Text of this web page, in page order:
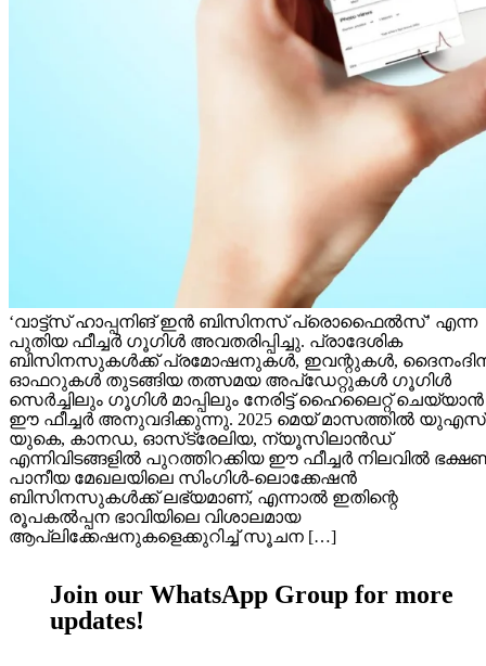
‘വാട്ട്സ് ഹാപ്പനിങ് ഇൻ ബിസിനസ് പ്രൊഫൈൽസ്’ എന്ന
പുതിയ ഫീച്ചർ ഗൂഗിൾ അവതരിപ്പിച്ചു. പ്രാദേശിക
ബിസിനസുകൾക്ക് പ്രമോഷനുകൾ, ഇവന്റുകൾ,
ഓഫറുകൾ തുടങ്ങിയ തത്സമയ അപ്‌ഡേറ്റുകൾ ഗൂഗിൾ
സെർച്ചിലും ഗൂഗിൾ മാപ്പിലും നേരിട്ട് ഹൈലൈറ്റ് ചെയ്യാൻ
ഈ ഫീച്ചർ അനുവദിക്കുന്നു. 2025 മെയ് മാസത്തിൽ
യുകെ, കാനഡ, ഓസ്‌ട്രേലിയ, ന്യൂസിലാൻഡ്
എന്നിവിടങ്ങളിൽ പുറത്തിറക്കിയ ഈ ഫീച്ചർ നിലവിൽ
പാനീയ മേഖലയിലെ സിംഗിൾ-ലൊക്കേഷൻ
ബിസിനസുകൾക്ക് ലഭ്യമാണ്, എന്നാൽ ഇതിന്റെ
രൂപകൽപ്പന ഭാവിയിലെ വിശാലമായ
ആപ്ലിക്കേഷനുകളെക്കുറിച്ച് സൂചന […]
Join our WhatsApp Group for more
updates!